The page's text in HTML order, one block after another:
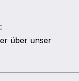
über unser